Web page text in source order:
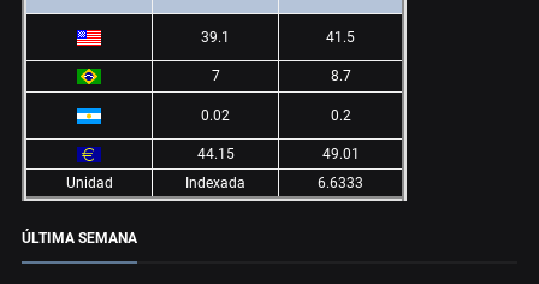
39.1 41.5
7 8.7
0.02 0.2
44.15
49.01
Unidad
Indexada 6.6333
ÚLTIMA SEMANA